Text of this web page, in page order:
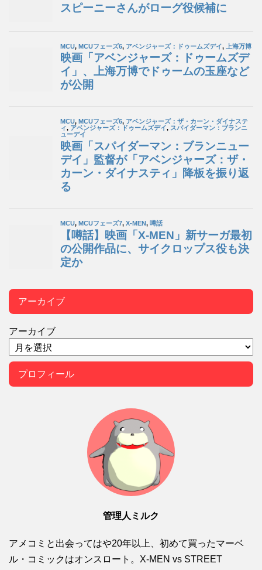
アーカイブ
アーカイブ
プロフィール
管理人ミルク
アメコミと出会ってはや20年以上、初めて買ったマーベ
ル・コミックはオンスロート。X-MEN vs STREET